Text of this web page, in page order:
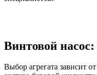
Винтовой
Выбор агрегата зависит